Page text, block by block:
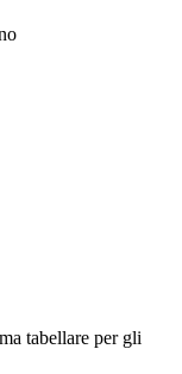
tabellare per gli